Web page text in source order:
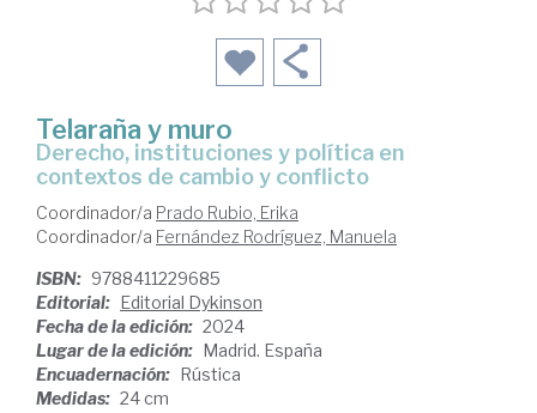
Telaraña y muro
derecho, instituciones y política en
contextos de cambio y conflicto
Coordinador/a Prado Rubio, Erika
Coordinador/a Fernández Rodríguez, Manuela
ISBN: 9788411229685
Editorial: Editorial Dykinson
Fecha de la edición: 2024
Lugar de la edición: Madrid. España
Encuadernación: Rústica
Medidas: 24 cm